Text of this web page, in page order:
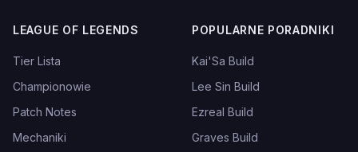
LEAGUE OF LEGENDS
Tier Lista
Championowie
Patch Notes
Mechaniki
POPULARNE PORADNIKI
Kai'Sa Build
Lee Sin Build
Ezreal Build
Graves Build